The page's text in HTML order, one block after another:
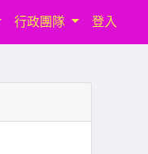
行政團隊 登入